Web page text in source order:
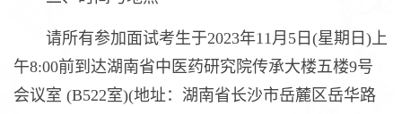
请所有参加面试考生于2023年11月5日(星期日)上
午8:00前到达湖南省中医药研究院传承大楼五楼9号
会议室 (B522室)(地址：湖南省长沙市岳麓区岳华路